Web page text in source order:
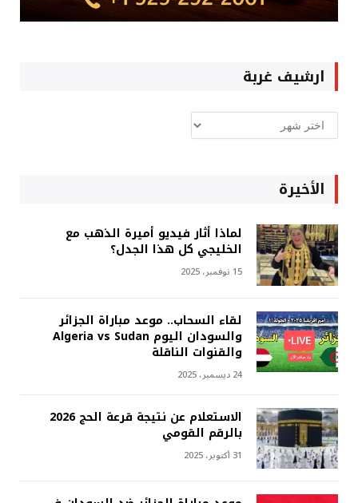
ارشيف غربة
ارشيف
غربة
الأخيرة
لماذا أثار فيديو أميرة الذهب مع
الخليجي كل هذا الجدل؟
15 نوفمبر، 2025
لقاء السحاب.. موعد مباراة الجزائر
والسودان اليوم Algeria vs Sudan
والقنوات الناقلة
24 ديسمبر، 2025
الاستعلام عن نتيجة قرعة الحج 2026
بالرقم القومي
31 أكتوبر، 2025